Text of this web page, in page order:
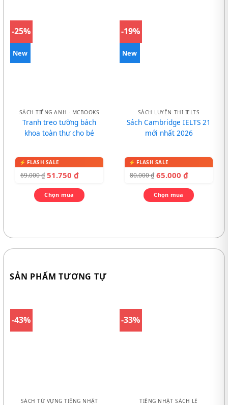
-25%
New
SÁCH TIẾNG ANH - MCBOOKS
Tranh treo tường bách
khoa toàn thư cho bé
69.000₫ 51.750 ₫
Chọn mua
-19%
New
SÁCH LUYỆN THI IELTS
Sách Cambridge IELTS 21
mới nhất 2026
80.000₫ 65.000 ₫
Chọn mua
SẢN PHẨM TƯƠNG TỰ
-43%
SÁCH TỪ VỰNG TIẾNG NHẬT
-33%
TIẾNG NHẬT SÁCH LẺ